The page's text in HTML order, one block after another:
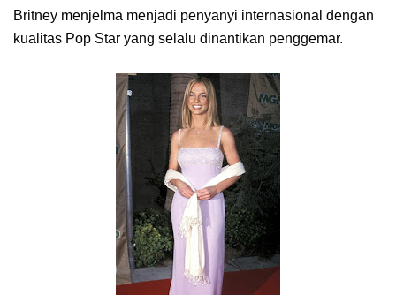
Britney menjelma menjadi penyanyi internasional dengan
kualitas Pop Star yang selalu dinantikan penggemar.